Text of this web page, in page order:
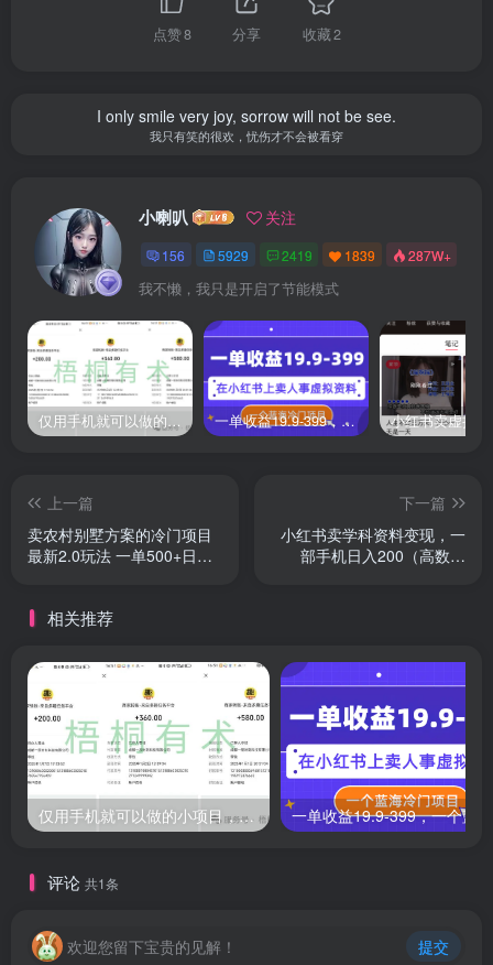
点赞8 分享 收藏2
I only smile very joy, sorrow will not be see.
我只有笑的很欢，忧伤才不会被看穿
小喇叭 关注
156 5929 2419 1839 287W+
我不懒，我只是开启了节能模式
仅用手机就可以做的小项目，当天就能见钱，每天100-300 一单收益19.9-399，一个蓝海冷门项目，在小红书上卖人事虚拟资料
上一篇
卖农村别墅方案的冷门项目
最新2.0玩法 一单500+日入
下一篇
小红书卖学科资料变现，一
部手机日入200（高数笔
相关推荐
仅用手机就可以做的小项目，当天就能见钱，每天100-300
评论 共1条
欢迎您留下宝贵的见解！ 提交